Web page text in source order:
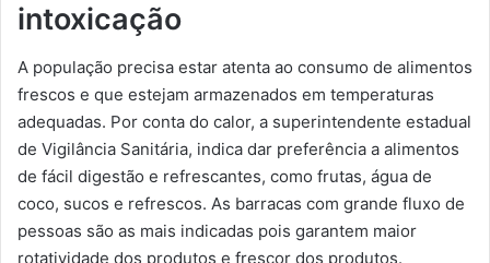
intoxicação
A população precisa estar atenta ao consumo de alimentos
frescos e que estejam armazenados em temperaturas
adequadas. Por conta do calor, a superintendente estadual
de Vigilância Sanitária, indica dar preferência a alimentos
de fácil digestão e refrescantes, como frutas, água de
coco, sucos e refrescos. As barracas com grande fluxo de
pessoas são as mais indicadas pois garantem maior
rotatividade dos produtos e frescor dos produtos.